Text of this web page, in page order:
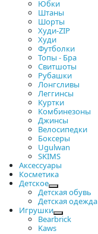
Юбки
Штаны
Шорты
Худи-ZIP
Худи
Футболки
Топы - Бра
Свитшоты
Рубашки
Лонгсливы
Леггинсы
Куртки
Комбинезоны
Джинсы
Велосипедки
Боксеры
Ugulwan
SKIMS
Аксессуары
Косметика
Детское
Детская обувь
Детская одежда
Игрушки
Bearbrick
Kaws